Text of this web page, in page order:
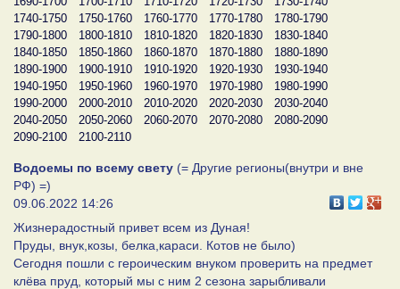
1740-1750
1750-1760 1760-1770 1770-1780
1780-1790
1790-1800
1800-1810 1810-1820 1820-1830
1830-1840
1840-1850
1850-1860 1860-1870 1870-1880
1880-1890
1890-1900
1900-1910 1910-1920 1920-1930
1930-1940
1940-1950
1950-1960 1960-1970 1970-1980
1980-1990
1990-2000
2000-2010 2010-2020 2020-2030
2030-2040
2040-2050
2050-2060 2060-2070 2070-2080
2080-2090
2090-2100
2100-2110
Водоемы по всему свету (= Другие регионы(внутри и вне
РФ) =)
09.06.2022 14:26
Жизнерадостный привет всем из Дуная!
Пруды, внук,козы, белка,караси. Котов не было)
Сегодня пошли с героическим внуком проверить на предмет
клёва пруд, который мы с ним 2 сезона зарыбливали